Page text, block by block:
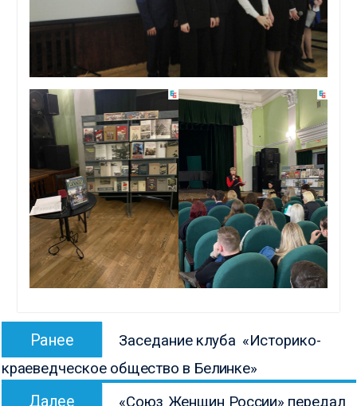
Навигация
записям
Ранее
запись:
Заседание клуба «Историко-
краеведческое общество в Белинке»
Далее «Союз Женщин России» передал